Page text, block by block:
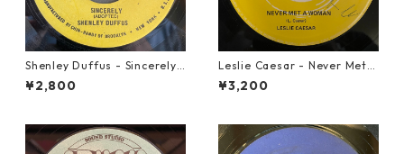
Shenley Duffus - Sincerely
【7-22021】
¥2,800
Leslie Caesar - Never Met A
Woman【12-50067】
¥3,200